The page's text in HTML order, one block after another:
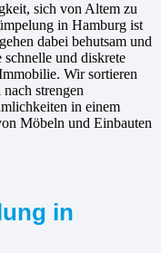
sich von Altem zu
in Hamburg ist
dabei behutsam und
und diskrete
Wir sortieren
strengen
in einem
Möbeln und Einbauten
in